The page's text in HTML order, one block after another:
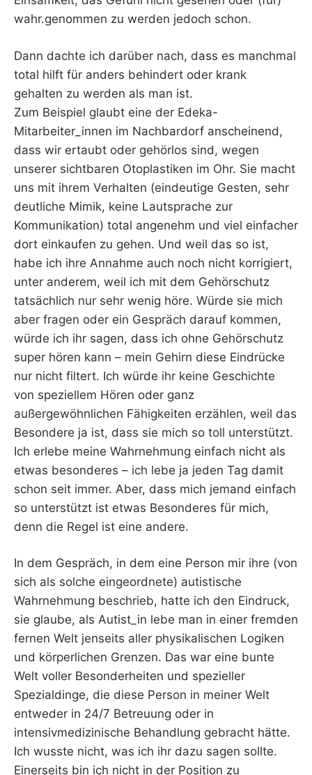
wahr.genommen zu werden jedoch schon.
Dann dachte ich darüber nach, dass es manchmal
total hilft für anders behindert oder krank
gehalten zu werden als man ist.
Zum Beispiel glaubt eine der Edeka-
Mitarbeiter_innen im Nachbardorf anscheinend,
dass wir ertaubt oder gehörlos sind, wegen
unserer sichtbaren Otoplastiken im Ohr. Sie macht
uns mit ihrem Verhalten (eindeutige Gesten, sehr
deutliche Mimik, keine Lautsprache zur
Kommunikation) total angenehm und viel einfacher
dort einkaufen zu gehen. Und weil das so ist,
habe ich ihre Annahme auch noch nicht korrigiert,
unter anderem, weil ich mit dem Gehörschutz
tatsächlich nur sehr wenig höre. Würde sie mich
aber fragen oder ein Gespräch darauf kommen,
würde ich ihr sagen, dass ich ohne Gehörschutz
super hören kann – mein Gehirn diese Eindrücke
nur nicht filtert. Ich würde ihr keine Geschichte
von speziellem Hören oder ganz
außergewöhnlichen Fähigkeiten erzählen, weil das
Besondere ja ist, dass sie mich so toll unterstützt.
Ich erlebe meine Wahrnehmung einfach nicht als
etwas besonderes – ich lebe ja jeden Tag damit
schon seit immer. Aber, dass mich jemand einfach
so unterstützt ist etwas Besonderes für mich,
denn die Regel ist eine andere.
In dem Gespräch, in dem eine Person mir ihre (von
sich als solche eingeordnete) autistische
Wahrnehmung beschrieb, hatte ich den Eindruck,
sie glaube, als Autist_in lebe man in einer fremden
fernen Welt jenseits aller physikalischen Logiken
und körperlichen Grenzen. Das war eine bunte
Welt voller Besonderheiten und spezieller
Spezialdinge, die diese Person in meiner Welt
entweder in 24/7 Betreuung oder in
intensivmedizinische Behandlung gebracht hätte.
Ich wusste nicht, was ich ihr dazu sagen sollte.
Einerseits bin ich nicht in der Position zu